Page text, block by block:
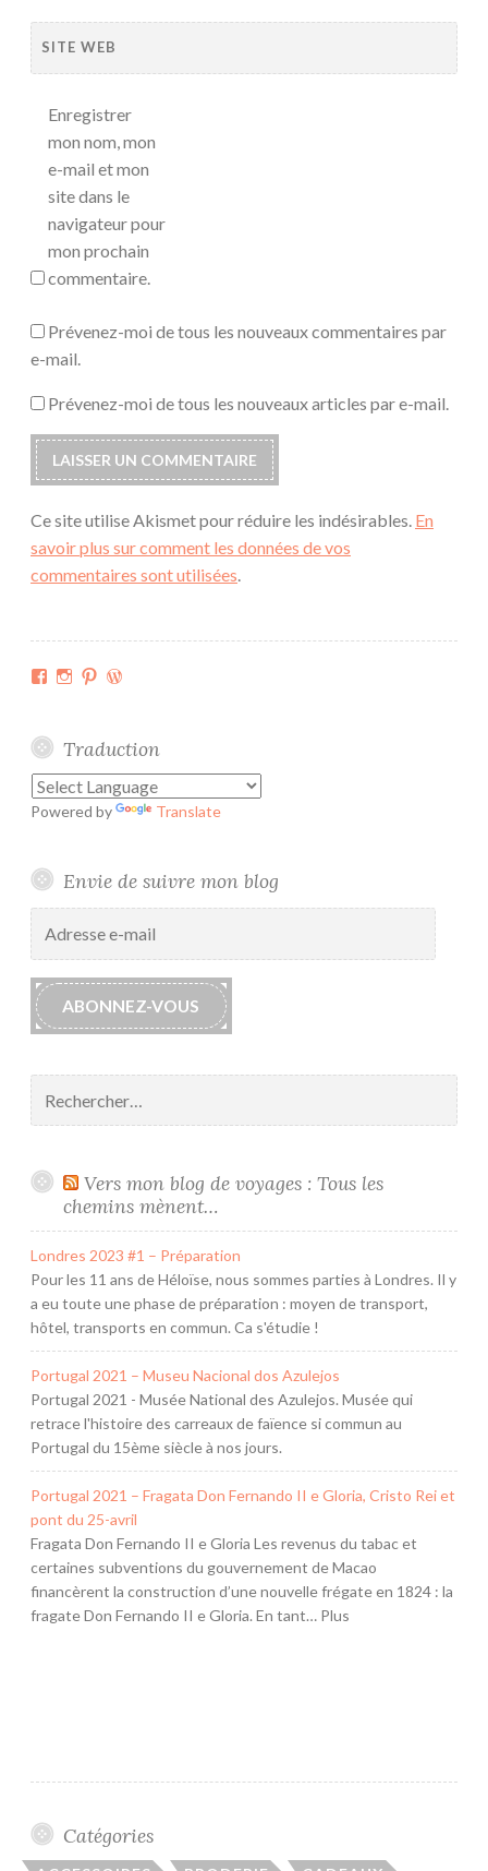
SITE WEB
Enregistrer
mon nom, mon
e-mail et mon
site dans le
navigateur pour
mon prochain
commentaire.
Prévenez-moi de tous les nouveaux commentaires par
e-mail.
Prévenez-moi de tous les nouveaux articles par e-mail.
Ce site utilise Akismet pour réduire les indésirables. En
savoir plus sur comment les données de vos
commentaires sont utilisées.
Facebook
Instagram
Pinterest
Traduction
Powered by Translate
Envie de suivre mon blog
mail
ABONNEZ-VOUS
Vers mon blog de voyages : Tous les
chemins mènent…
Londres 2023 #1 – Préparation
Pour les 11 ans de Héloïse, nous sommes parties à Londres. Il y
a eu toute une phase de préparation : moyen de transport,
hôtel, transports en commun. Ca s'étudie !
Portugal 2021 – Museu Nacional dos Azulejos
Portugal 2021 - Musée National des Azulejos. Musée qui
retrace l'histoire des carreaux de faïence si commun au
Portugal du 15ème siècle à nos jours.
Portugal 2021 – Fragata Don Fernando II e Gloria, Cristo Rei et
pont du 25-avril
Fragata Don Fernando II e Gloria Les revenus du tabac et
certaines subventions du gouvernement de Macao
financèrent la construction d’une nouvelle frégate en 1824 : la
fragate Don Fernando II e Gloria. En tant… Plus
Catégories